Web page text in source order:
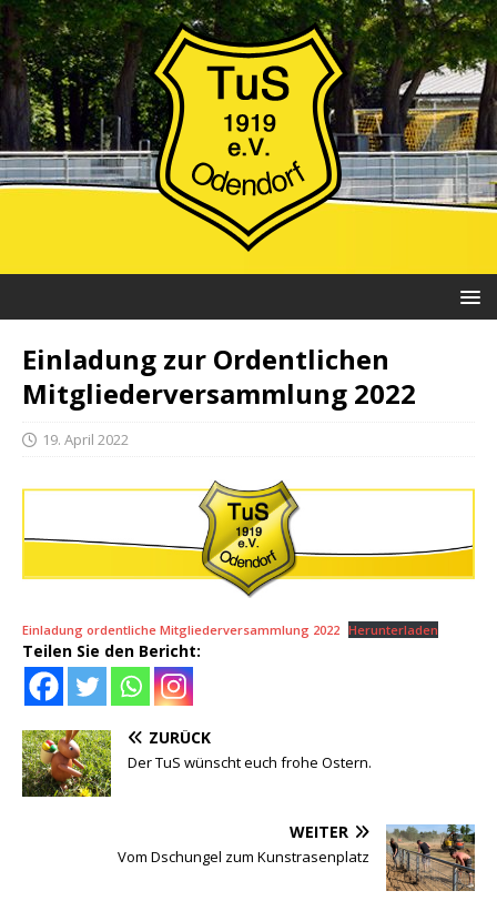
Einladung zur Ordentlichen
Mitgliederversammlung 2022
19. April 2022
Einladung ordentliche Mitgliederversammlung 2022 Herunterladen
Teilen Sie den Bericht:
ZURÜCK
Der TuS wünscht euch frohe Ostern.
WEITER
Vom Dschungel zum Kunstrasenplatz